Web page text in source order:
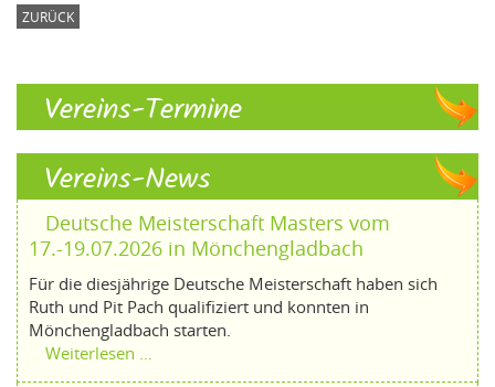
ZURÜCK
Vereins-Termine
Vereins-News
Deutsche Meisterschaft Masters vom
17.-19.07.2026 in Mönchengladbach
Für die diesjährige Deutsche Meisterschaft haben sich
Ruth und Pit Pach qualifiziert und konnten in
Mönchengladbach starten.
Weiterlesen …